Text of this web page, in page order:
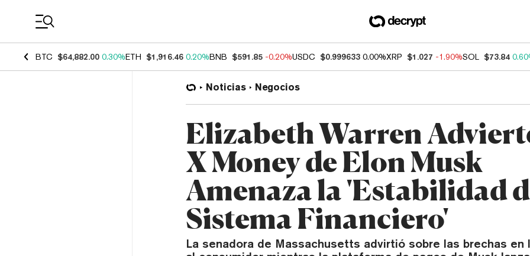
BTC $64,882.00 0.30%ETH $1,916.46 0.20%BNB $591.85 -0.20%USDC $0.999633 0.00%XRP $1.027 -1.90%SOL $73.84
Noticias Negocios
Elizabeth Warren
X Money de Elon Musk
Amenaza la 'Estabilidad
Sistema Financiero'
La senadora de Massachusetts advirtió sobre las brechas en